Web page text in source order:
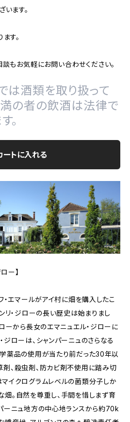
ます。
す。
もお気軽にお問い合わせください。
は酒類を取り扱って
満の者の飲酒は法律で
。
ートに入れる
ー】
エマールがアイ村に畑を購入したこ
リ・ジローの長い歴史は始まりまし
ーから長女のエマニュエル・ジローに
ジローは、シャンパーニュのさらなる
薬品の使用が当たり前だった30年以
、殺虫剤、防カビ剤不使用に踏み切
イクログラムレベルの菌類分子しか
。自然を尊重し、手間を惜しまず育
ーニュ地方の中心地ランスから約70k